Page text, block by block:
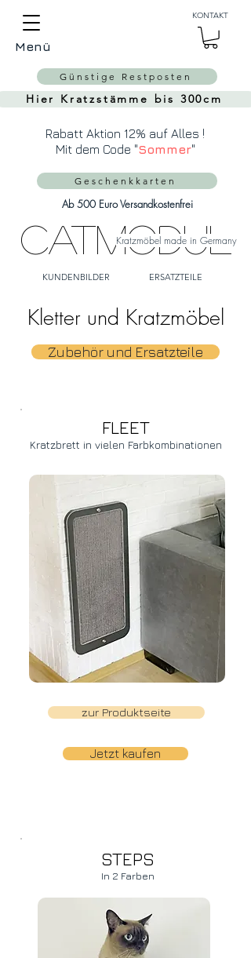
CatModul
Kratzmöbel made in Germany
Menü
KONTAKT
KUNDENBILDER ERSATZTEILE
Ab 500 Euro Versandkostenfrei
Hier Kratzstämme bis 300cm
Geschenkkarten
Günstige Restposten
Rabatt Aktion 12% auf Alles !
Mit dem Code "Sommer"
Kletter und Kratzmöbel
Zubehör und Ersatzteile
FLEET
Kratzbrett in vielen Farbkombinationen
zur Produktseite
Jetzt kaufen
STEPS
In 2 Farben